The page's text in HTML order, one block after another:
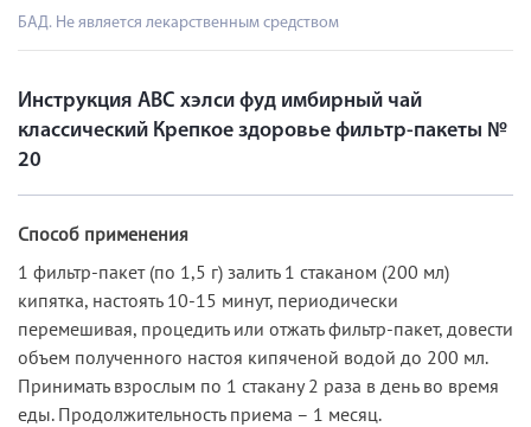
БАД. Не является лекарственным средством
Инструкция АВС хэлси фуд имбирный чай
классический Крепкое здоровье фильтр-пакеты №
20
Способ применения
1 фильтр-пакет (по 1,5 г) залить 1 стаканом (200 мл)
кипятка, настоять 10-15 минут, периодически
перемешивая, процедить или отжать фильтр-пакет, довести
объем полученного настоя кипяченой водой до 200 мл.
Принимать взрослым по 1 стакану 2 раза в день во время
еды. Продолжительность приема – 1 месяц.